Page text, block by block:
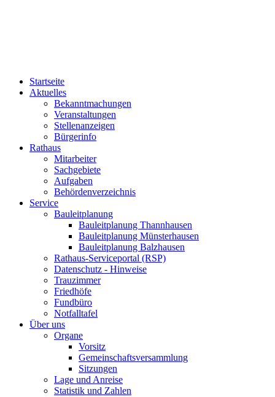
Startseite
Aktuelles
Bekanntmachungen
Veranstaltungen
Stellenanzeigen
Bürgerinfo
Rathaus
Mitarbeiter
Sachgebiete
Aufgaben
Behördenverzeichnis
Service
Bauleitplanung
Bauleitplanung Thannhausen
Bauleitplanung Münsterhausen
Bauleitplanung Balzhausen
Rathaus-Serviceportal (RSP)
Datenschutz - Hinweise
Trauzimmer
Friedhöfe
Fundbüro
Notfalltafel
Über uns
Organe
Vorsitz
Gemeinschaftsversammlung
Sitzungen
Lage und Anreise
Statistik und Zahlen